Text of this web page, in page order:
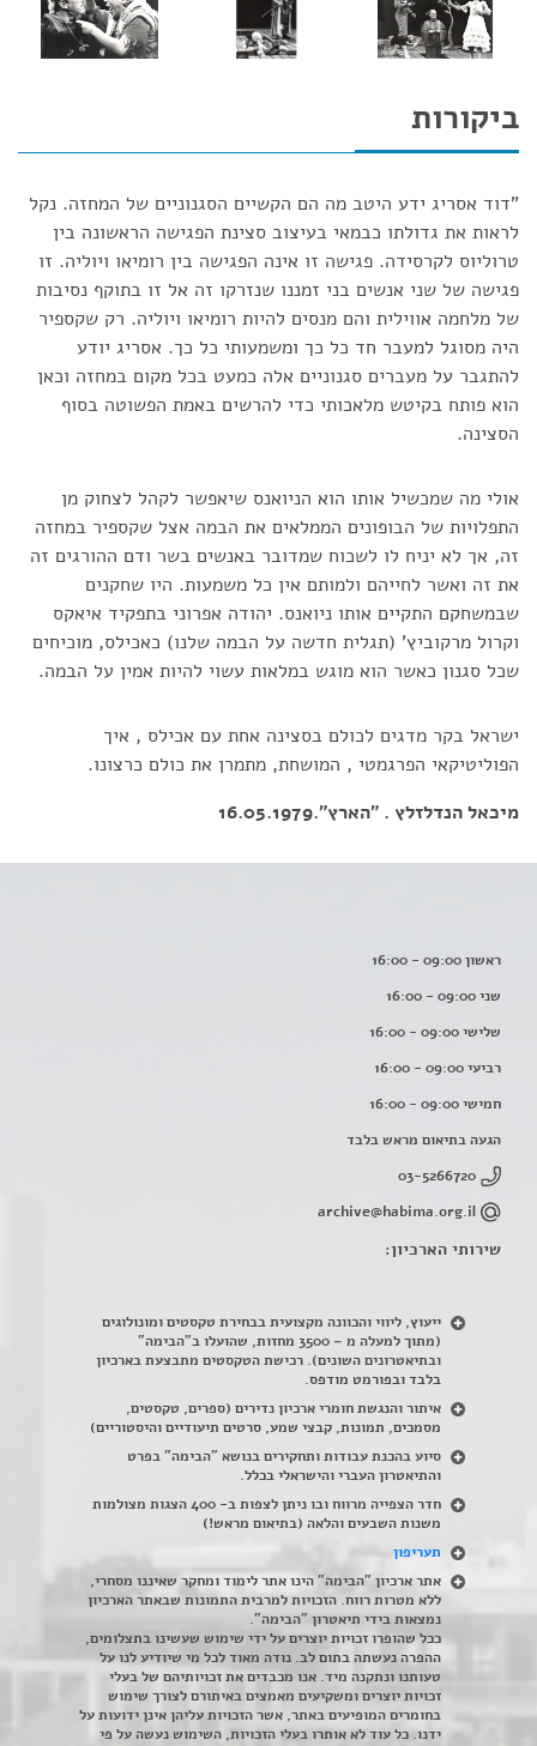
ביקורות
"דוד אסריג ידע היטב מה הם הקשיים הסגנוניים של המחזה. נקל
לראות את גדולתו כבמאי בעיצוב סצינת הפגישה הראשונה בין
טרוליוס לקרסידה. פגישה זו אינה הפגישה בין רומיאו ויוליה. זו
פגישה של שני אנשים בני זמננו שנזרקו זה אל זו בתוקף נסיבות
של מלחמה אווילית והם מנסים להיות רומיאו ויוליה. רק שקספיר
היה מסוגל למעבר חד כל כך ומשמעותי כל כך. אסריג יודע
להתגבר על מעברים סגנוניים אלה כמעט בכל מקום במחזה וכאן
הוא פותח בקיטש מלאכותי כדי להרשים באמת הפשוטה בסוף
הסצינה.
אולי מה שמכשיל אותו הוא הניואנס שיאפשר לקהל לצחוק מן
התפלויות של הבופונים הממלאים את הבמה אצל שקספיר במחזה
זה, אך לא יניח לו לשכוח שמדובר באנשים בשר ודם ההורגים זה
את זה ואשר לחייהם ולמותם אין כל משמעות. היו שחקנים
שבמשחקם התקיים אותו ניואנס. יהודה אפרוני בתפקיד איאקס
וקרול מרקוביץ' (תגלית חדשה על הבמה שלנו) כאכילס, מוכיחים
שכל סגנון כאשר הוא מוגש במלאות עשוי להיות אמין על הבמה.
ישראל בקר מדגים לכולם בסצינה אחת עם אכילס , איך
הפוליטיקאי הפרגמטי , המושחת, מתמרן את כולם כרצונו.
מיכאל הנדלזלץ . "הארץ".16.05.1979
ראשון 09:00 - 16:00
שני 09:00 - 16:00
שלישי 09:00 - 16:00
רביעי 09:00 - 16:00
חמישי 09:00 - 16:00
הגעה בתיאום מראש בלבד
03-5266720
archive@habima.org.il
שירותי הארכיון:
ייעוץ, ליווי והכוונה מקצועית בבחירת טקסטים ומונולוגים
(מתוך למעלה מ – 3500 מחזות, שהועלו ב"הבימה"
ובתיאטרונים השונים). רכישת הטקסטים מתבצעת בארכיון
בלבד ובפורמט מודפס.
איתור והנגשת חומרי ארכיון נדירים (ספרים, טקסטים,
מסמכים, תמונות, קבצי שמע, סרטים תיעודיים והיסטוריים)
סיוע בהכנת עבודות ותחקירים בנושא "הבימה" בפרט
והתיאטרון העברי והישראלי בכלל.
חדר הצפייה מרווח ובו ניתן לצפות ב- 400 הצגות מצולמות
משנות השבעים והלאה (בתיאום מראש!)
תעריפון
אתר ארכיון "הבימה" הינו אתר לימוד ומחקר שאיננו מסחרי,
ללא מטרות רווח. הזכויות למרבית התמונות שבאתר הארכיון
נמצאות בידי תיאטרון "הבימה".
ככל שהופרו זכויות יוצרים על ידי שימוש שעשינו בתצלומים,
ההפרה נעשתה בתום לב. נודה מאוד לכל מי שיודיע לנו על
טעותנו ונתקנה מיד. אנו מכבדים את זכויותיהם של בעלי
זכויות יוצרים ומשקיעים מאמצים באיתורם לצורך שימוש
בחומרים המופיעים באתר, אשר הזכויות עליהן אינן ידועות על
ידנו. כל עוד לא אותרו בעלי הזכויות, השימוש נעשה על פי